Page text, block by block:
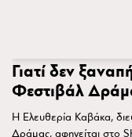
Γιατί δεν
Φεστιβάλ
H Ελευθερία Καβάκα,
Δράμας, αφηγείται στο